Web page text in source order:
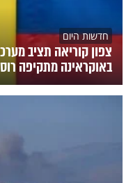
חדשות היום
צפון קוריאה תציב
באוקראינה מתקיפה